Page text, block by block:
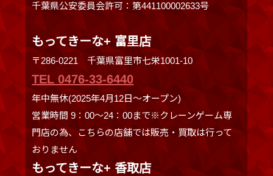
千葉県公安委員会許可：第441100002633号
もってきーな+ 富里店
〒286-0221 千葉県富里市七栄1001-10
TEL 0476-33-6440
年中無休(2025年4月12日～オープン)
営業時間 9：00～24：00まで※クレーンゲーム専
門店の為、こちらの店舗では販売・買取は行って
おりません
もってきーな+ 香取店